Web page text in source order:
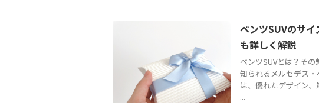
ベンツSUVのサ
も詳しく解説
ベンツSUVとは？そ
知られるメルセデス
は、優れたデザイン
...